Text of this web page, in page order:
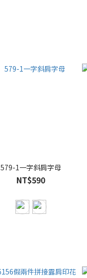
579-1一字斜肩字母
NT$590